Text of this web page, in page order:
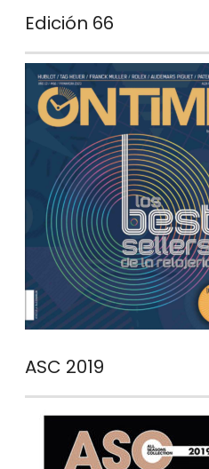
Edición 66
ASC 2019